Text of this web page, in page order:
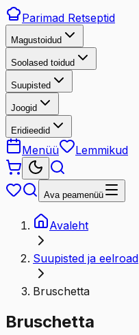
Parimad Retseptid
Magustoidud
Soolased toidud
Suupisted
Joogid
Eridieedid
Menüü Lemmikud
Ava peamenüü
Avaleht
Suupisted ja eelroad
Bruschetta
Bruschetta